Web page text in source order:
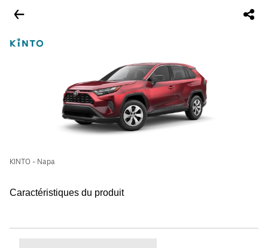
KINTO - Napa
Caractéristiques du produit